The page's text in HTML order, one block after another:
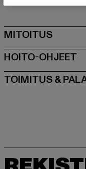
MITOITUS
HOITO-OHJEET
TOIMITUS &